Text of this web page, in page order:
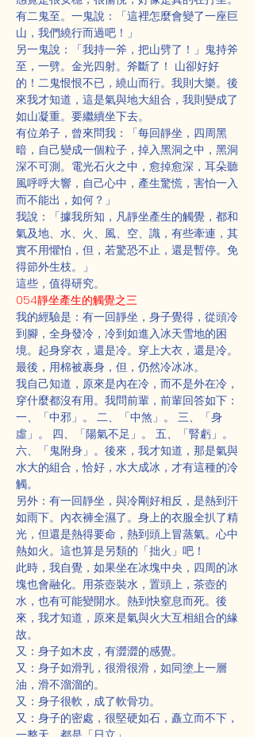
有二鬼至。一鬼說：「這裡怎麼會變了一座巨
山，我們繞行而過吧！」
另一鬼說：「我持一斧，把山劈了！」鬼持斧
至，一劈。金光四射。斧斷了！ 山卻好好
的！二鬼恨恨不已，繞山而行。我則大樂。後
來我才知道，這是氣與地大組合，我則變成了
如山凝重。要繼續坐下去。
有位弟子，曾來問我：「每回靜坐，四周黑
暗，自己變成一個粒子，掉入黑洞之中，黑洞
深不可測。電光石火之中，愈掉愈深，耳朵聽
風呼呼大響，自己心中，產生驚慌，害怕一入
而不能出，如何？」
我說：「據我所知，凡靜坐產生的觸覺，都和
氣及地、水、火、風、空、識，有些牽連，其
實不用懼怕，但，若驚恐不止，還是暫停。免
得節外生枝。」
這些，值得研究。
054靜坐產生的觸覺之三
我的經驗是：有一回靜坐，身子覺得，從頭冷
到腳，全身發冷，冷到如進入冰天雪地的困
境。起身穿衣，還是冷。穿上大衣，還是冷。
最後，用棉被裹身，但，仍然冷冰冰。
我自己知道，原來是內在冷，而不是外在冷，
穿什麼都沒有用。我問前輩，前輩回答如下：
一、「中邪」。 二、「中煞」。 三、「身
虛」。 四、「陽氣不足」。 五、「腎虧」。
六、「鬼附身」。後來，我才知道，那是氣與
水大的組合，恰好，水大成冰，才有這種的冷
觸。
另外：有一回靜坐，與冷剛好相反，是熱到汗
如雨下。內衣褲全濕了。身上的衣服全扒了精
光，但還是熱得要命，熱到頭上冒蒸氣。心中
熱如火。這也算是另類的「拙火」吧！
此時，我自覺，如果坐在冰塊中央，四周的冰
塊也會融化。用茶壺裝水，置頭上，茶壺的
水，也有可能變開水。熱到快窒息而死。後
來，我才知道，原來是氣與火大互相組合的緣
故。
又：身子如木皮，有澀澀的感覺。
又：身子如滑乳，很滑很滑，如同塗上一層
油，滑不溜溜的。
又：身子很軟，成了軟骨功。
又：身子的密處，很堅硬如石，矗立而不下，